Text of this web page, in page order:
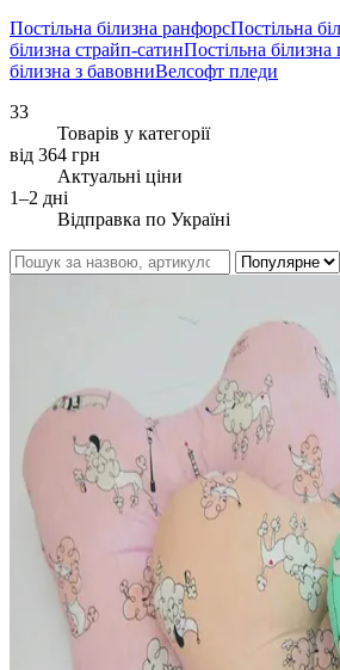
Постільна білизна ранфорсПостільна
білизна страйп-сатинПостільна білизна
білизна з бавовниВелсофт пледи
33
Товарів у категорії
від 364 грн
Актуальні ціни
1–2 дні
Відправка по Україні